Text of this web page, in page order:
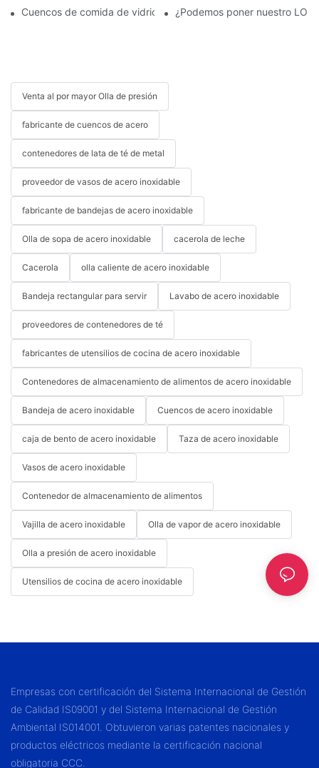
Cuencos de comida de vidrio o de acero inoxidable: ¿cuál
¿Podemos poner nuestro
Venta al por mayor Olla de presión
fabricante de cuencos de acero
contenedores de lata de té de metal
proveedor de vasos de acero inoxidable
fabricante de bandejas de acero inoxidable
Olla de sopa de acero inoxidable cacerola de leche
Cacerola olla caliente de acero inoxidable
Bandeja rectangular para servir Lavabo de acero inoxidable
proveedores de contenedores de té
fabricantes de utensilios de cocina de acero inoxidable
Contenedores de almacenamiento de alimentos de acero inoxidable
Bandeja de acero inoxidable Cuencos de acero inoxidable
caja de bento de acero inoxidable Taza de acero inoxidable
Vasos de acero inoxidable
Contenedor de almacenamiento de alimentos
Vajilla de acero inoxidable Olla de vapor de acero inoxidable
Olla a presión de acero inoxidable
Utensilios de cocina de acero inoxidable
Empresas con certificación del Sistema Internacional de Gestión
de Calidad IS09001 y del Sistema Internacional de Gestión
Ambiental IS014001. Obtuvieron varias patentes nacionales y
productos eléctricos mediante la certificación nacional
obligatoria CCC.